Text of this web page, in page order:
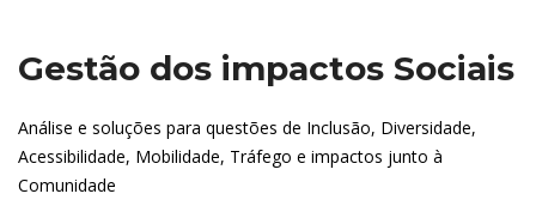
Gestão dos impactos Sociais
Análise e soluções para questões de Inclusão, Diversidade,
Acessibilidade, Mobilidade, Tráfego e impactos junto à
Comunidade